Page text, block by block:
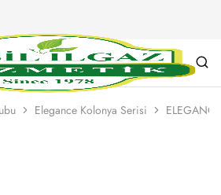
Elegance Kolonya Serisi